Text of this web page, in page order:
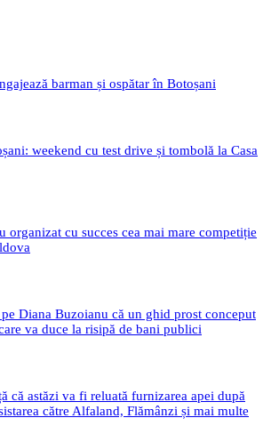
barman și ospătar în Botoșani
weekend cu test drive și tombolă la Casa
organizat cu succes cea mai mare competiție
Diana Buzoianu că un ghid prost conceput
va duce la risipă de bani publici
că astăzi va fi reluată furnizarea apei după
către Alfaland, Flămânzi și mai multe